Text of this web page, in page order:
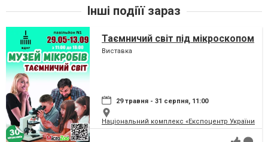
Інші подіїї зараз
Таємничий світ під мікроскопом
Виставка
29 травня - 31 серпня, 11:00
Національний комплекс «Експоцентр України»